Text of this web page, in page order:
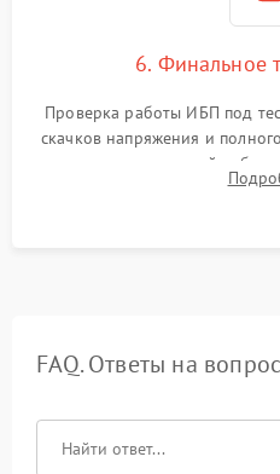
6. Финальное
Проверка работы ИБП под
скачков напряжения и
времени автономной
корректности формы
FAQ. Ответы на